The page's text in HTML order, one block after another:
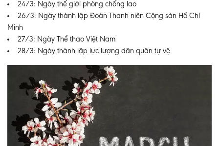
24/3: Ngày thế giới phòng chống lao
26/3: Ngày thành lập Đoàn Thanh niên Cộng sản Hồ Chí
Minh
27/3: Ngày Thể thao Việt Nam
28/3: Ngày thành lập lực lượng dân quân tự vệ